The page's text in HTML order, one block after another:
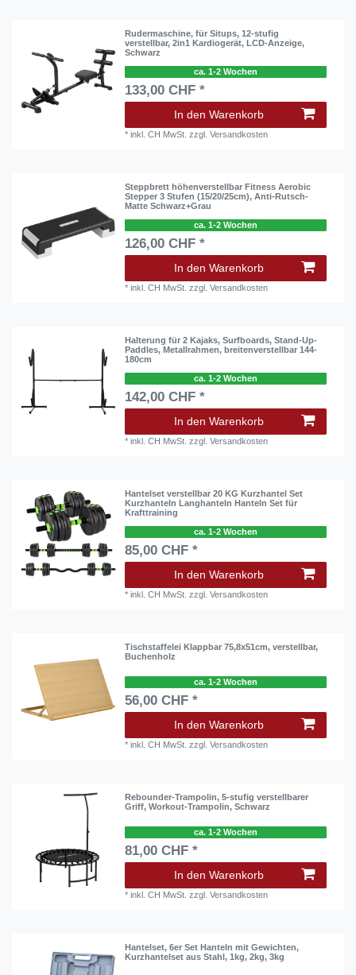
Rudermaschine, für Situps, 12-stufig
verstellbar, 2in1 Kardiogerät, LCD-Anzeige,
Schwarz
ca. 1-2 Wochen
133,00 CHF *
In den Warenkorb
*inkl. CH MwSt. zzgl.Versandkosten
Steppbrett höhenverstellbar Fitness Aerobic
Stepper 3 Stufen (15/20/25cm), Anti-Rutsch-
Matte Schwarz+Grau
ca. 1-2 Wochen
126,00 CHF *
In den Warenkorb
*inkl. CH MwSt. zzgl.Versandkosten
Halterung für 2 Kajaks, Surfboards, Stand-Up-
Paddles, Metallrahmen, breitenverstellbar 144-
180cm
ca. 1-2 Wochen
142,00 CHF *
In den Warenkorb
*inkl. CH MwSt. zzgl.Versandkosten
Hantelset verstellbar 20 KG Kurzhantel Set
Kurzhanteln Langhanteln Hanteln Set für
Krafttraining
ca. 1-2 Wochen
85,00 CHF *
In den Warenkorb
*inkl. CH MwSt. zzgl.Versandkosten
Tischstaffelei Klappbar 75,8x51cm, verstellbar,
Buchenholz
ca. 1-2 Wochen
56,00 CHF *
In den Warenkorb
*inkl. CH MwSt. zzgl.Versandkosten
Rebounder-Trampolin, 5-stufig verstellbarer
Griff, Workout-Trampolin, Schwarz
ca. 1-2 Wochen
81,00 CHF *
In den Warenkorb
*inkl. CH MwSt. zzgl.Versandkosten
Hantelset, 6er Set Hanteln mit Gewichten,
Kurzhantelset aus Stahl, 1kg, 2kg, 3kg